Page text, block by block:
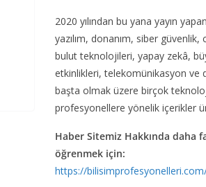
2020 yılından bu yana yayın
yazılım, donanım, siber
bulut teknolojileri, yapay zekâ,
etkinlikleri, telekomünikasyon ve
başta olmak üzere birçok
profesyonellere yönelik içerikler
Haber Sitemiz Hakkında daha
öğrenmek için:
https://